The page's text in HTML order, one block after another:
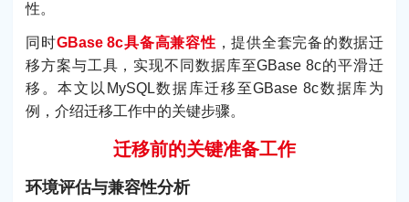
性。
同时GBase 8c具备高兼容性 ，提供全套完备的数据迁
移方案与工具，实现不同数据库至GBase 8c的平滑迁
移。本文以MySQL数据库迁移至GBase 8c数据库为
例，介绍迁移工作中的关键步骤。
迁移前的关键准备工作
环境评估与兼容性分析